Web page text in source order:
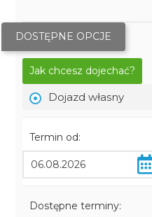
DOSTĘPNE OPCJE
Jak chcesz dojechać?
Dojazd własny
Termin od:
Dostępne terminy: